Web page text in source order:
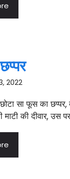
2022
सा फूस का छप्पर,
की दीवार, उस